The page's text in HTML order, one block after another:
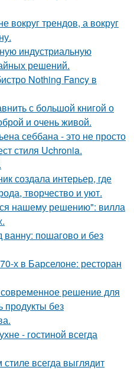
вокруг трендов, а вокруг
индустриальную
решений.
Nothing Fancy в
с большой книгой о
и очень живой.
себбана - это не просто
стиля Uchronia.
создала интерьер, где
творчество и уют.
нашему решению": вилла
ванну: пошагово и без
х в Барселоне: ресторан
решение для
продукты без
- гостиной всегда
всегда выглядит